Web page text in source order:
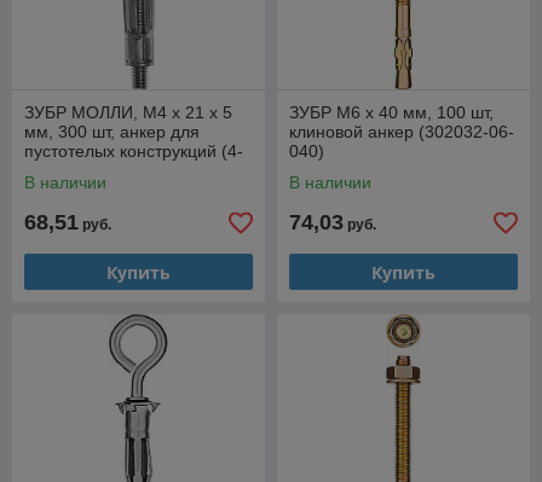
ЗУБР МОЛЛИ, М4 х 21 х 5
мм, 300 шт, анкер для
пустотелых конструкций (4-
В наличии
68,51 руб.
Купить
ЗУБР М6 х 40 мм, 100 шт,
клиновой анкер (302032-06-
040)
В наличии
74,03 руб.
Купить